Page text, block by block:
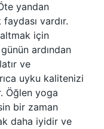
yandan
vardır.
için
ardından
ve
uyku kalitenizi
Öğlen yoga
bir zaman
daha iyidir ve